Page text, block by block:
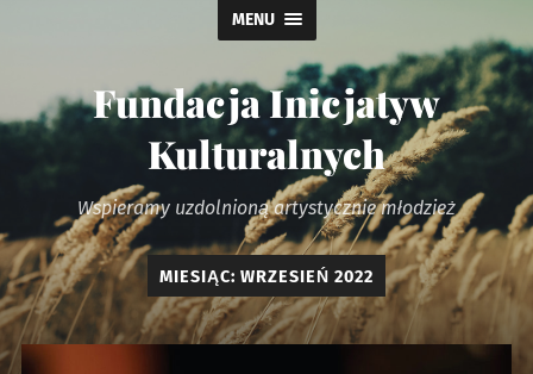
MENU
Fundacja Inicjatyw
Kulturalnych
Wspieramy uzdolnioną artystycznie młodzież
MIESIĄC: WRZESIEŃ 2022